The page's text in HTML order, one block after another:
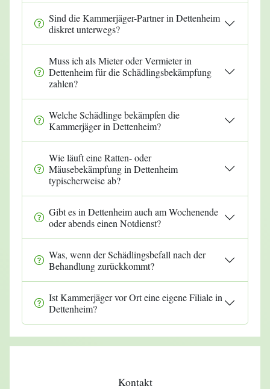
Sind die Kammerjäger-Partner in Dettenheim
diskret unterwegs?
Muss ich als Mieter oder Vermieter in
Dettenheim für die Schädlingsbekämpfung
zahlen?
Welche Schädlinge bekämpfen die
Kammerjäger in Dettenheim?
Wie läuft eine Ratten- oder
Mäusebekämpfung in Dettenheim
typischerweise ab?
Gibt es in Dettenheim auch am Wochenende
oder abends einen Notdienst?
Was, wenn der Schädlingsbefall nach der
Behandlung zurückkommt?
Ist Kammerjäger vor Ort eine eigene Filiale in
Dettenheim?
Kontakt